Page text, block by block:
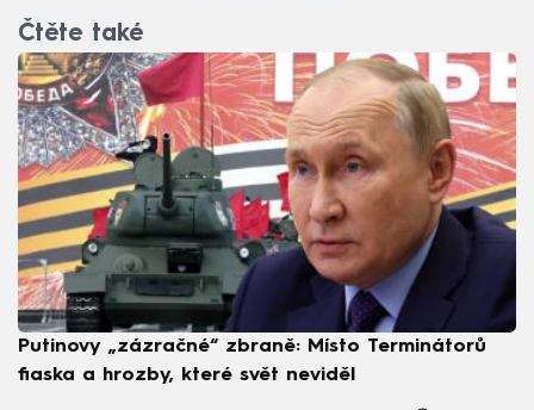
Čtěte také
Putinovy „zázračné“ zbraně: Místo Terminátorů
fiaska a hrozby, které svět neviděl